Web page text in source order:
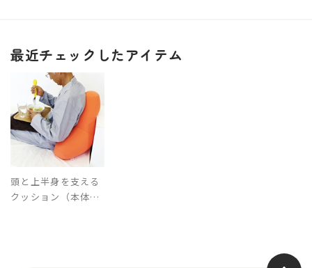
最近チェックしたアイテム
頭と上半身を支える
クッション（本体・